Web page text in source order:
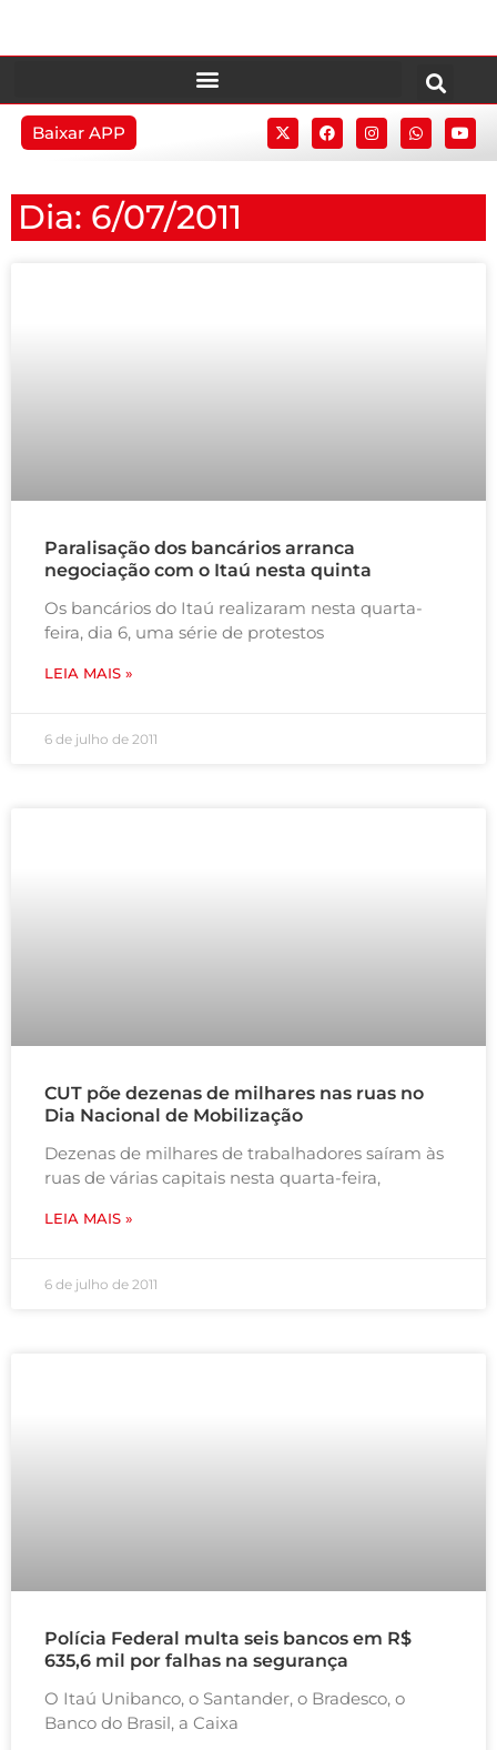
Baixar APP
Dia: 6/07/2011
Paralisação dos bancários arranca
negociação com o Itaú nesta quinta
Os bancários do Itaú realizaram nesta quarta-
feira, dia 6, uma série de protestos
LEIA MAIS »
6 de julho de 2011
CUT põe dezenas de milhares nas ruas no
Dia Nacional de Mobilização
Dezenas de milhares de trabalhadores saíram às
ruas de várias capitais nesta quarta-feira,
LEIA MAIS »
6 de julho de 2011
Polícia Federal multa seis bancos em R$
635,6 mil por falhas na segurança
O Itaú Unibanco, o Santander, o Bradesco, o
Banco do Brasil, a Caixa